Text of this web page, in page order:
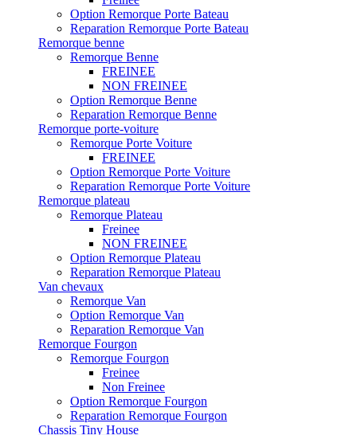
Option Remorque Porte Bateau
Reparation Remorque Porte Bateau
Remorque benne
Remorque Benne
FREINEE
NON FREINEE
Option Remorque Benne
Reparation Remorque Benne
Remorque porte-voiture
Remorque Porte Voiture
FREINEE
Option Remorque Porte Voiture
Reparation Remorque Porte Voiture
Remorque plateau
Remorque Plateau
Freinee
NON FREINEE
Option Remorque Plateau
Reparation Remorque Plateau
Van chevaux
Remorque Van
Option Remorque Van
Reparation Remorque Van
Remorque Fourgon
Remorque Fourgon
Freinee
Non Freinee
Option Remorque Fourgon
Reparation Remorque Fourgon
Chassis Tiny House